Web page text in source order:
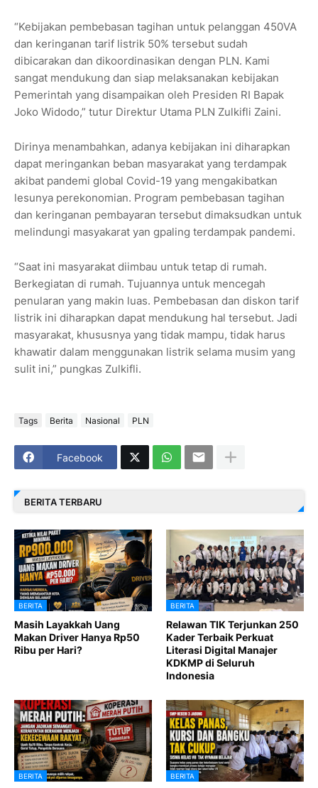
“Kebijakan pembebasan tagihan untuk pelanggan 450VA
dan keringanan tarif listrik 50% tersebut sudah
dibicarakan dan dikoordinasikan dengan PLN. Kami
sangat mendukung dan siap melaksanakan kebijakan
Pemerintah yang disampaikan oleh Presiden RI Bapak
Joko Widodo,” tutur Direktur Utama PLN Zulkifli Zaini.
Dirinya menambahkan, adanya kebijakan ini diharapkan
dapat meringankan beban masyarakat yang terdampak
akibat pandemi global Covid-19 yang mengakibatkan
lesunya perekonomian. Program pembebasan tagihan
dan keringanan pembayaran tersebut dimaksudkan untuk
melindungi masyakarat yan gpaling terdampak pandemi.
“Saat ini masyarakat diimbau untuk tetap di rumah.
Berkegiatan di rumah. Tujuannya untuk mencegah
penularan yang makin luas. Pembebasan dan diskon tarif
listrik ini diharapkan dapat mendukung hal tersebut. Jadi
masyarakat, khususnya yang tidak mampu, tidak harus
khawatir dalam menggunakan listrik selama musim yang
sulit ini,” pungkas Zulkifli.
Tags Berita Nasional PLN
Facebook
BERITA TERBARU
BERITA
Masih Layakkah Uang
Makan Driver Hanya Rp50
Ribu per Hari?
BERITA
Relawan TIK Terjunkan 250
Kader Terbaik Perkuat
Literasi Digital Manajer
KDKMP di Seluruh
Indonesia
BERITA BERITA